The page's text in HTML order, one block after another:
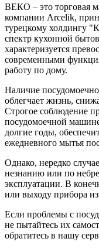
ВЕКО – это торговая
компании Arcelik,
турецкому холдингу
спектр кухонной
характеризуется
современными
работу по дому.
Наличие
облегчает жизнь,
Строгое соблюдение
посудомоечной
долгие годы,
ежедневного мытья
Однако, нередко
незнанию или по
эксплуатации. В
или выходу прибора из
Если проблемы с
не пытайтесь их
обратитесь в нашу